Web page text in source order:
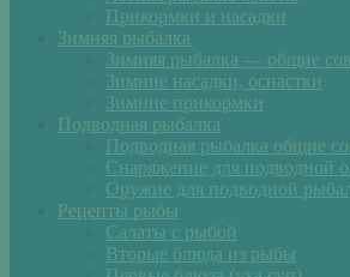
Прикормки и насадки
Зимняя рыбалка
Зимняя рыбалка — общие
Зимние насадки, оснастки
Зимние прикормки
Подводная рыбалка
Подводная рыбалка общие
Снаряжение для подводной
Оружие для подводной
Рецепты рыбы
Салаты с рыбой
Вторые блюда из рыбы